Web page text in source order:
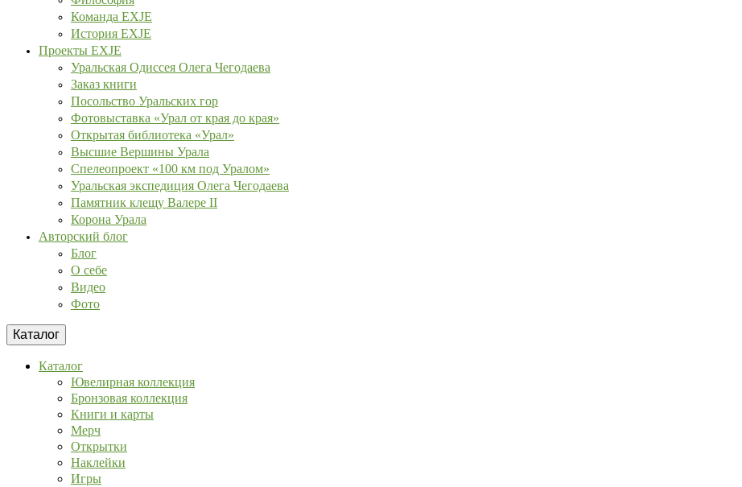
Команда EXJE
История EXJE
Проекты EXJE
Уральская Одиссея Олега Чегодаева
Заказ книги
Посольство Уральских гор
Фотовыставка «Урал от края до края»
Открытая библиотека «Урал»
Высшие Вершины Урала
Спелеопроект «100 км под Уралом»
Уральская экспедиция Олега Чегодаева
Памятник клещу Валере II
Корона Урала
Авторский блог
Блог
О себе
Видео
Фото
Каталог
Каталог
Ювелирная коллекция
Бронзовая коллекция
Книги и карты
Мерч
Открытки
Наклейки
Игры